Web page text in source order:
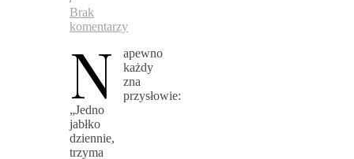
Brak
komentarzy
N
apewno
każdy
zna
przysłowie:
„Jedno
jabłko
dziennie,
trzyma